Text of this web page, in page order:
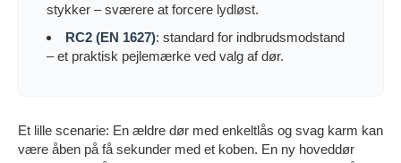
stykker – sværere at forcere lydløst.
RC2 (EN 1627): standard for indbrudsmodstand
– et praktisk pejlemærke ved valg af dør.
Et lille scenarie: En ældre dør med enkeltlås og svag karm kan
være åben på få sekunder med et koben. En ny hoveddør